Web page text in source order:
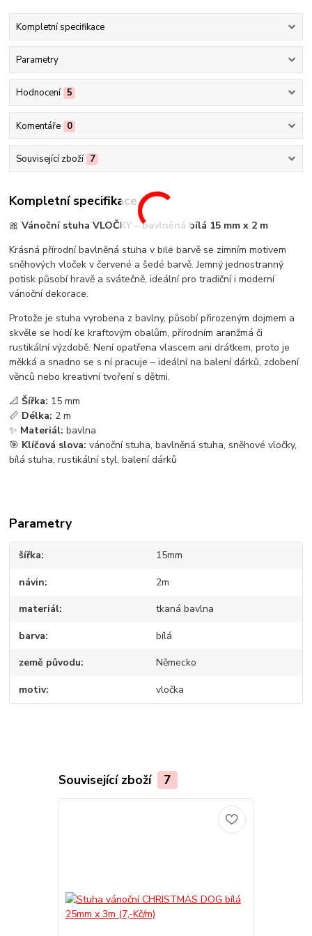
Kompletní specifikace
Parametry
Hodnocení 5
Komentáře 0
Související zboží 7
Kompletní specifikace
🎀Vánoční stuha VLOČKY – bavlněná bílá 15 mm x 2 m
Krásná přírodní bavlněná stuha v bílé barvě se zimním motivem
sněhových vloček v červené a šedé barvě. Jemný jednostranný
potisk působí hravě a svátečně, ideální pro tradiční i moderní
vánoční dekorace.
Protože je stuha vyrobena z bavlny, působí přirozeným dojmem a
skvěle se hodí ke kraftovým obalům, přírodním aranžmá či
rustikální výzdobě. Není opatřena vlascem ani drátkem, proto je
měkká a snadno se s ní pracuje – ideální na balení dárků, zdobení
věnců nebo kreativní tvoření s dětmi.
📐Šířka: 15 mm
📏 Délka: 2 m
✨ Materiál: bavlna
🎯 Klíčová slova: vánoční stuha, bavlněná stuha, sněhové vločky,
bílá stuha, rustikální styl, balení dárků
Parametry
šířka 15mm
návin 2m
materiál tkaná bavlna
barva bílá
země původu Německo
motiv vločka
Související zboží 7